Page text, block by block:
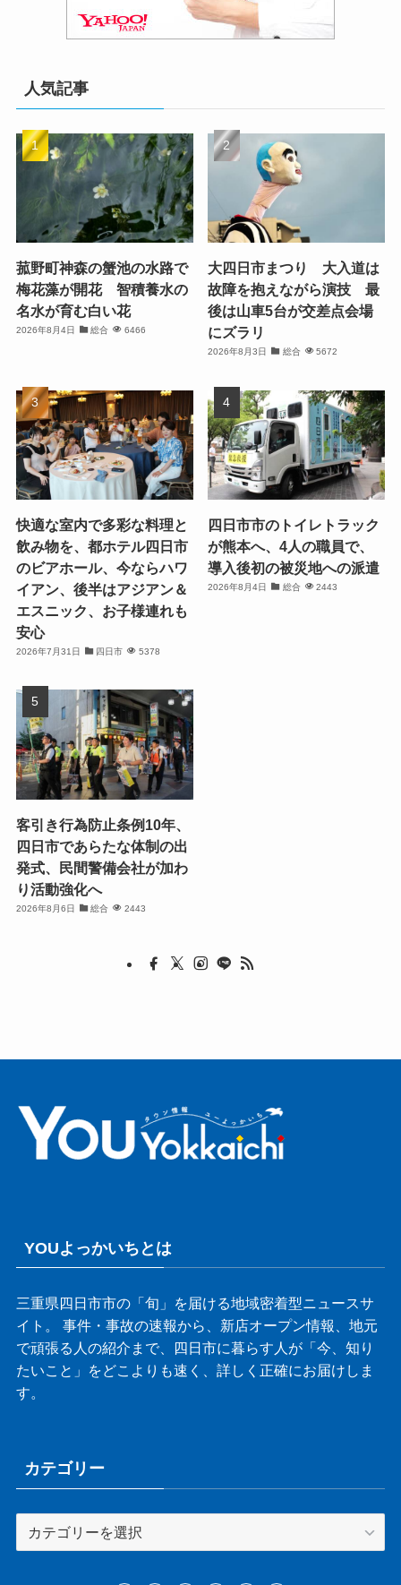
人気記事
菰野町神森の蟹池の水路で
梅花藻が開花 智積養水の
名水が育む白い花
2026年8月4日 総合 6466
大四日市まつり 大入道は
故障を抱えながら演技 最
後は山車5台が交差点会場
にズラリ
2026年8月3日 総合 5672
快適な室内で多彩な料理と
飲み物を、都ホテル四日市
のビアホール、今ならハワ
イアン、後半はアジアン＆
エスニック、お子様連れも
安心
2026年7月31日 四日市 5378
四日市市のトイレトラック
が熊本へ、4人の職員で、
導入後初の被災地への派遣
2026年8月4日 総合 2443
客引き行為防止条例10年、
四日市であらたな体制の出
発式、民間警備会社が加わ
り活動強化へ
2026年8月6日 総合 2443
YOUよっかいちとは
三重県四日市市の「旬」を届ける地域密着型ニュースサ
イト。 事件・事故の速報から、新店オープン情報、地元
で頑張る人の紹介まで、四日市に暮らす人が「今、知り
たいこと」をどこよりも速く、詳しく正確にお届けしま
す。
カテゴリー